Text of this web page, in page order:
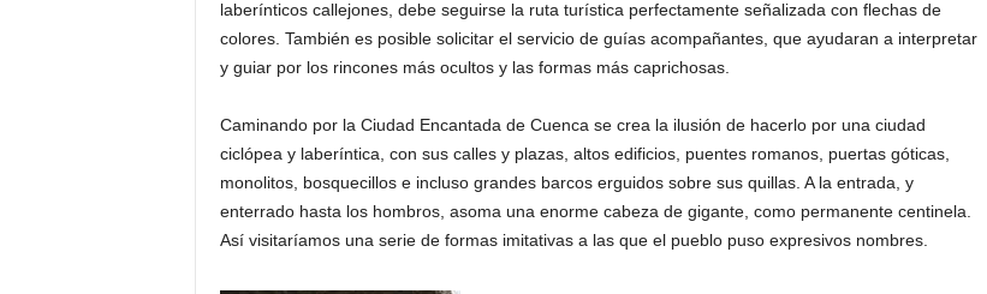
laberínticos callejones, debe seguirse la ruta turística perfectamente señalizada con flechas de
colores. También es posible solicitar el servicio de guías acompañantes, que ayudaran a interpretar
y guiar por los rincones más ocultos y las formas más caprichosas.
Caminando por la Ciudad Encantada de Cuenca se crea la ilusión de hacerlo por una ciudad
ciclópea y laberíntica, con sus calles y plazas, altos edificios, puentes romanos, puertas góticas,
monolitos, bosquecillos e incluso grandes barcos erguidos sobre sus quillas. A la entrada, y
enterrado hasta los hombros, asoma una enorme cabeza de gigante, como permanente centinela.
Así visitaríamos una serie de formas imitativas a las que el pueblo puso expresivos nombres.